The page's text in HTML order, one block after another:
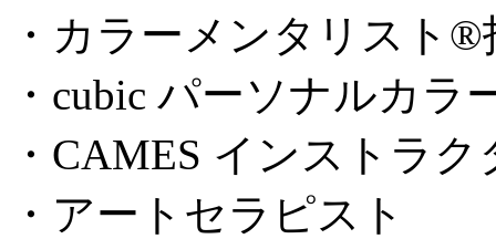
・カラーメンタリスト®
・cubic パーソナルカラ
・CAMES インストラク
・アートセラピスト